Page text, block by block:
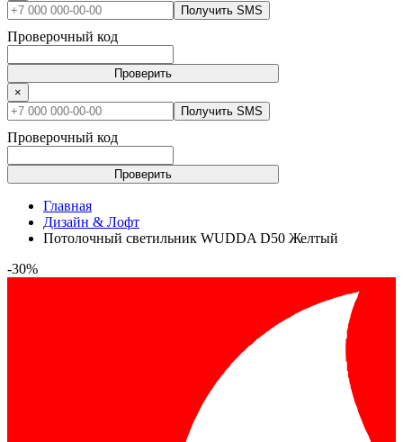
Получить SMS
Проверочный код
Проверить
×
Получить SMS
Проверочный код
Проверить
Главная
Дизайн & Лофт
Потолочный светильник WUDDA D50 Желтый
-30%